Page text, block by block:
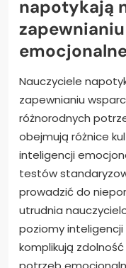
napotykają
Nauczyciele
zapewnianiu
różnorodnych
obejmują różnice
inteligencji
testów
prowadzić do
utrudnia
poziomy
komplikują